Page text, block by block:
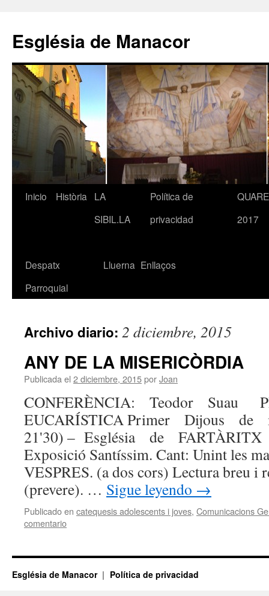
contenido
Església de Manacor
Inicio Història
LA
SIBIL.LA
Política de
privacidad
2017
Despatx
Parroquial
Lluerna Enllaços
Archivo diario: 2 diciembre, 2015
ANY DE LA MISERICÒRDIA
Publicada el 2 diciembre, 2015porJoan
CONFERÈNCIA: Teodor Suau
EUCARÍSTICA Primer Dijous
21'30) – Església de FARTÀRITX
Exposició Santíssim. Cant: Unint les
VESPRES. (a dos cors) Lectura breu i
(prevere). … Sigue leyendo →
Publicado en catequesis adolescents i joves, Comunicacions
comentario
Església de Manacor Política de privacidad